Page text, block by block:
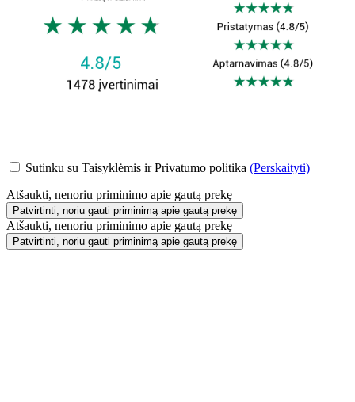
Sutinku su Taisyklėmis ir Privatumo politika (Perskaityti)
Atšaukti, nenoriu priminimo apie gautą prekę
Patvirtinti, noriu gauti priminimą apie gautą prekę
Atšaukti, nenoriu priminimo apie gautą prekę
Patvirtinti, noriu gauti priminimą apie gautą prekę